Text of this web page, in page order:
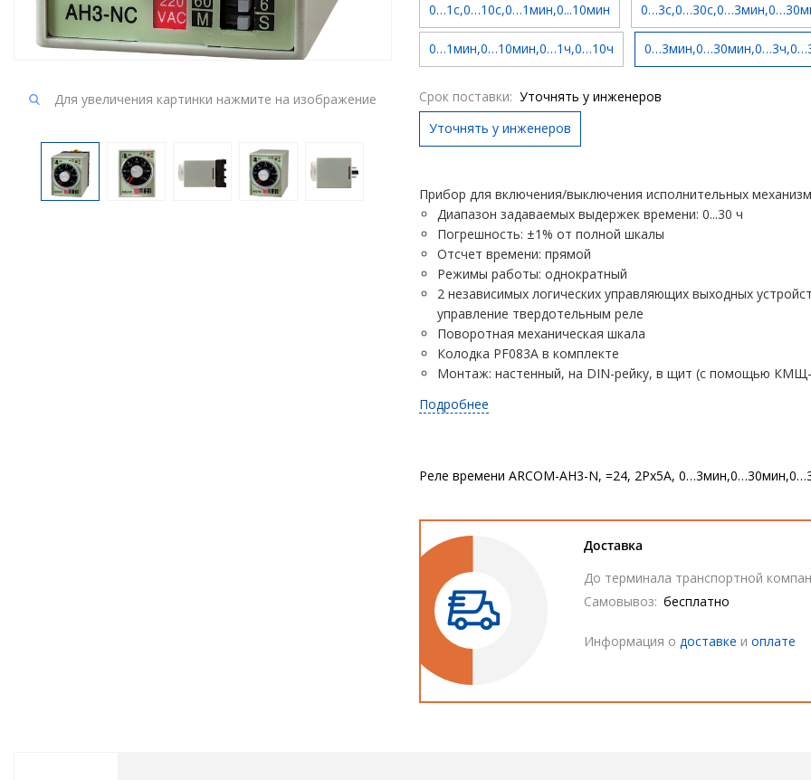
Для увеличения картинки нажмите на изображение
0…1c,0…10c,0…1мин,0...10мин
0…1мин,0…10мин,0…1ч,0…10ч
Срок поставки: Уточнять у инженеров
Уточнять у инженеров
Прибор для включения/выключения исполнительных
Диапазон задаваемых выдержек времени: 0...30 ч
Погрешность: ±1% от полной шкалы
Отсчет времени: прямой
Режимы работы: однократный
2 независимых логических управляющих выходных
управление твердотельным реле
Поворотная механическая шкала
Колодка PF083A в комплекте
Монтаж: настенный, на DIN-рейку, в щит (с помощью
Подробнее
Реле времени ARCOM-AH3-N, =24, 2Рх5А,
Доставка
До терминала транспортной
Самовывоз: бесплатно
Информация о доставке и оплате